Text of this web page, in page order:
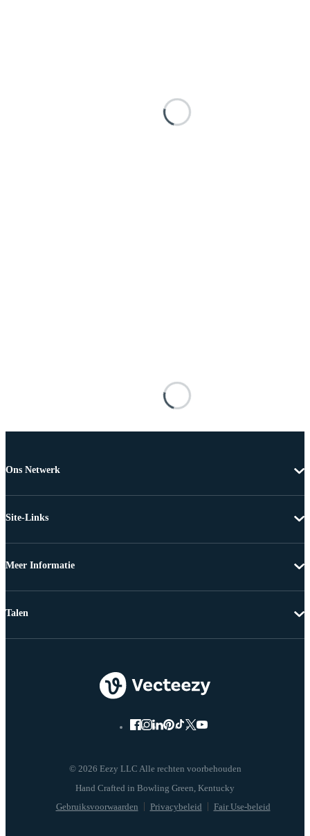
Ons Netwerk
Site-Links
Meer Informatie
© 2026 Eezy LLC Alle rechten voorbehouden
Gebruiksvoorwaarden Privacybeleid Fair Use-beleid
Talen